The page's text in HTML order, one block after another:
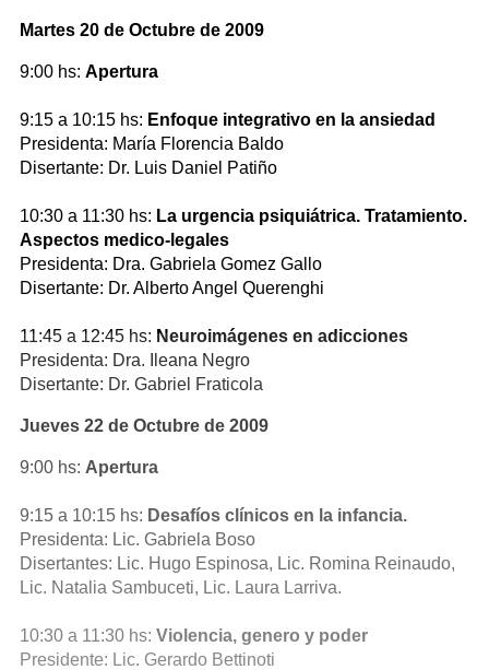
Martes 20 de Octubre de 2009
9:00 hs: Apertura
9:15 a 10:15 hs: Enfoque integrativo en la ansiedad
Presidenta: María Florencia Baldo
Disertante: Dr. Luis Daniel Patiño
10:30 a 11:30 hs: La urgencia psiquiátrica. Tratamiento.
Aspectos medico-legales
Presidenta: Dra. Gabriela Gomez Gallo
Disertante: Dr. Alberto Angel Querenghi
11:45 a 12:45 hs: Neuroimágenes en adicciones
Presidenta: Dra. Ileana Negro
Disertante: Dr. Gabriel Fraticola
Jueves 22 de Octubre de 2009
9:00 hs: Apertura
9:15 a 10:15 hs: Desafíos clínicos en la infancia.
Presidenta: Lic. Gabriela Boso
Disertantes: Lic. Hugo Espinosa, Lic. Romina Reinaudo,
Lic. Natalia Sambuceti, Lic. Laura Larriva.
10:30 a 11:30 hs: Violencia, genero y poder
Presidente: Lic. Gerardo Bettinoti